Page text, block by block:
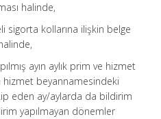
halinde,
sigorta kollarına ilişkin belge
ayın aylık prim ve hizmet
beyannamesindeki
eden ay/aylarda da bildirim
yapılmayan dönemler